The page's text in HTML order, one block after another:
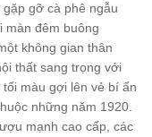
gỡ cà phê ngẫu
màn đêm buông
không gian thân
thất sang trọng với
màu gợi lên vẻ bí ẩn
những năm 1920.
mạnh cao cấp, các